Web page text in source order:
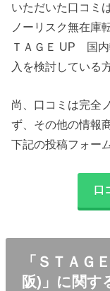
いただいた口コミ
ノーリスク無在庫
ＴＡＧＥ UP 国内
入を検討している
尚、口コミは完全
ず、その他の情報
下記の投稿フォー
口
「ＳＴＡＧ
阪)」に関す